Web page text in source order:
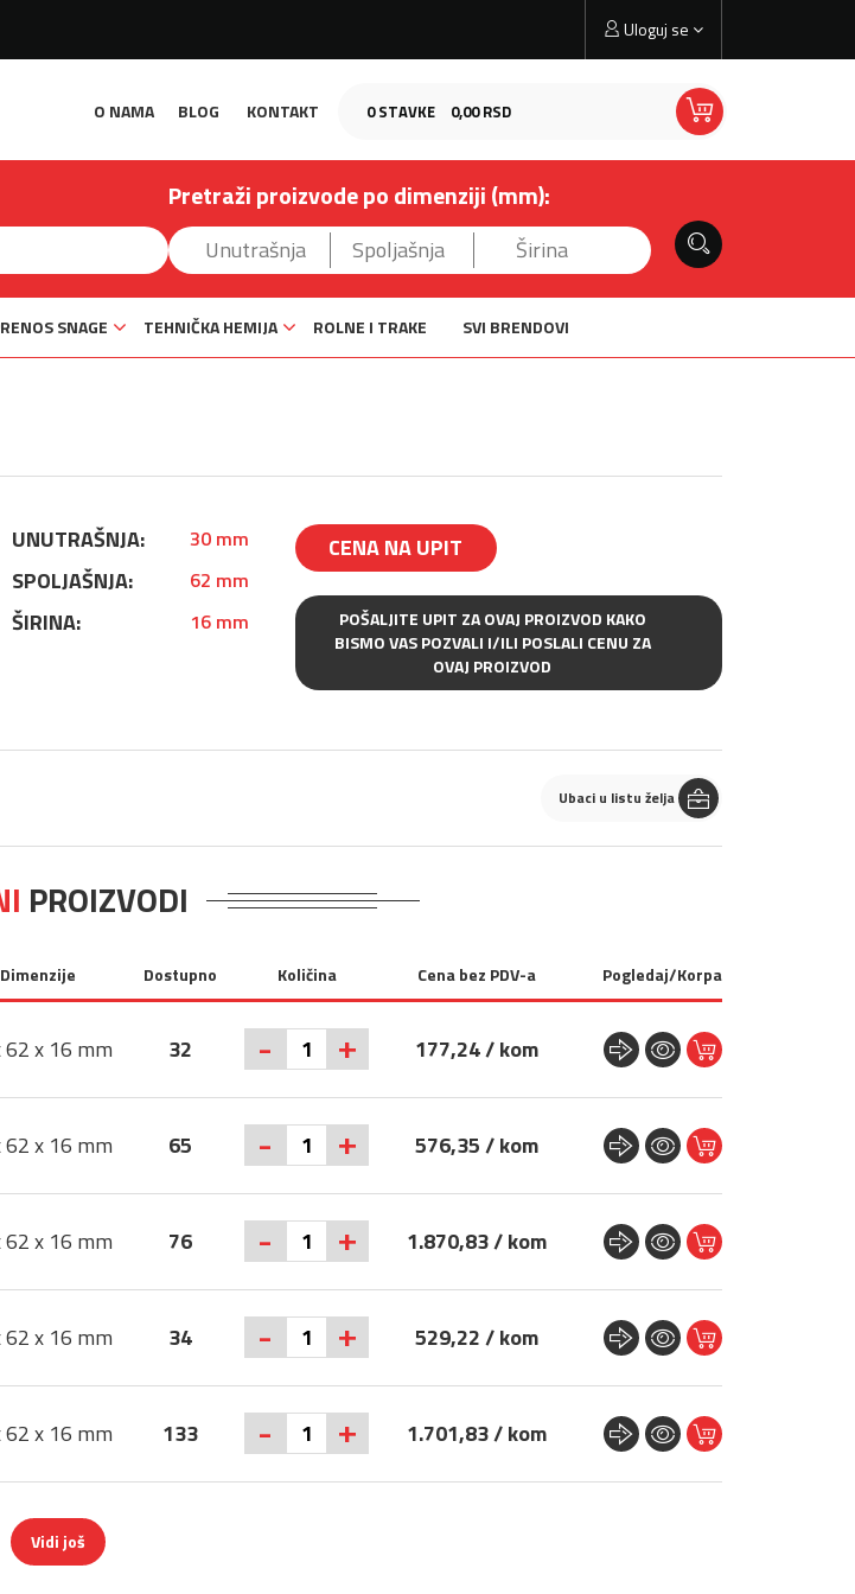
0STAVKE 0,00 RSD
Uloguj se
O NAMA BLOG KONTAKT
Pretraži proizvode po dimenziji (mm):
SNAGE TEHNIČKA HEMIJA ROLNE I TRAKE SVI BRENDOVI
UNUTRAŠNJA: 30 mm
SPOLJAŠNJA: 62 mm
ŠIRINA: 16 mm
CENA NA UPIT
POŠALJITE UPIT ZA OVAJ PROIZVOD KAKO
BISMO VAS POZVALI I/ILI POSLALI CENU ZA
OVAJ PROIZVOD
Ubaci u listu želja
PROIZVODI
Dimenzije Dostupno Količina Cena bez PDV-a Pogledaj/Korpa
62 x 16 mm 32 - + 177,24 / kom
62 x 16 mm 65 - + 576,35 / kom
62 x 16 mm 76 - + 1.870,83 / kom
62 x 16 mm 34 - + 529,22 / kom
62 x 16 mm 133 - + 1.701,83 / kom
Vidi još